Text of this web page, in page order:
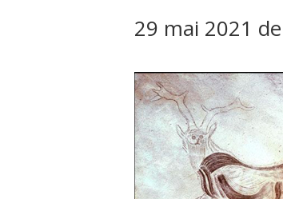
29 mai 2021